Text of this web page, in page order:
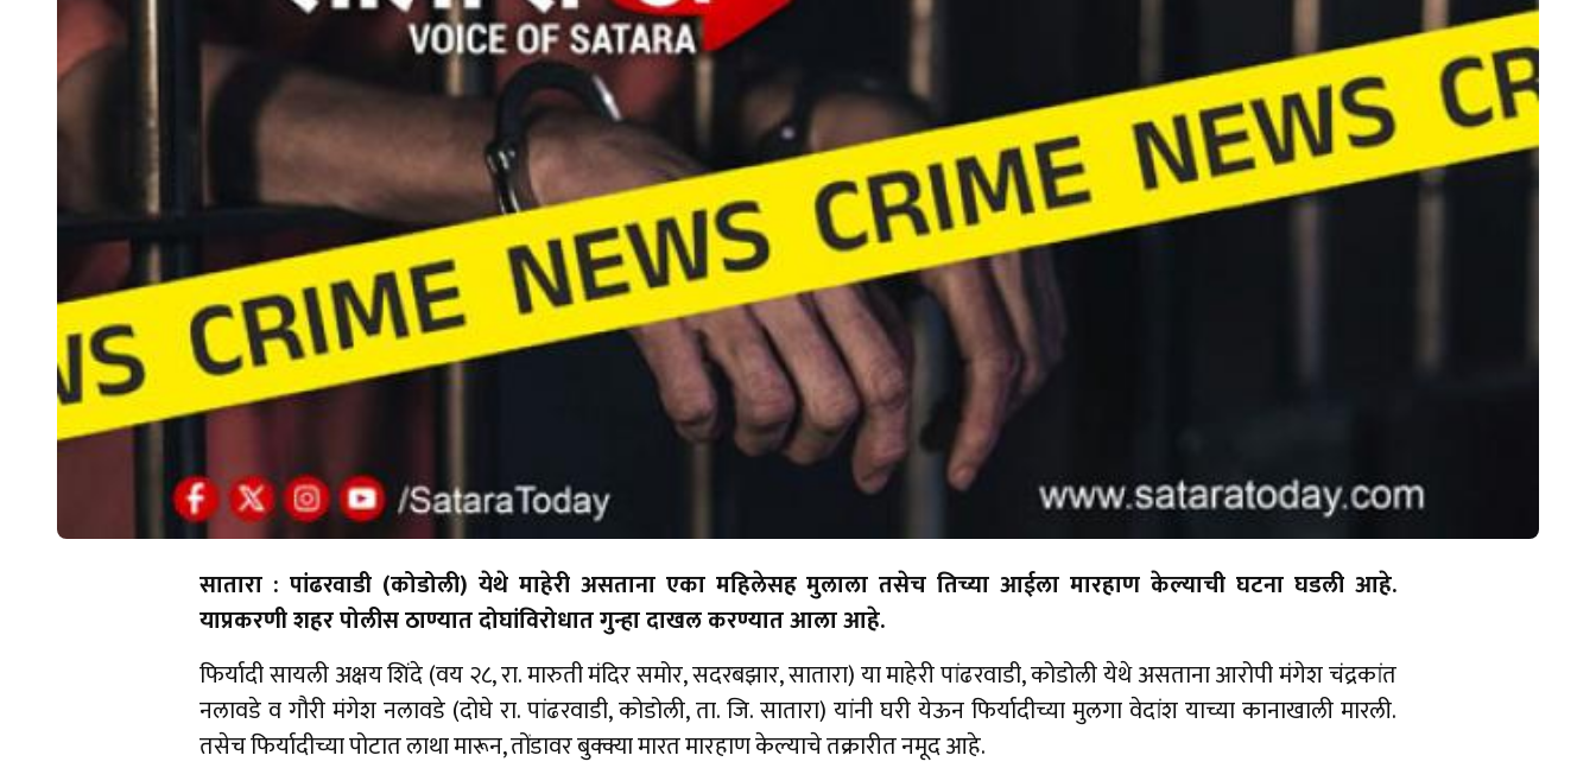
सातारा : पांढरवाडी (कोडोली) येथे माहेरी असताना एका महिलेसह मुलाला तसेच तिच्या आईला मारहाण केल्याची घटना घडली आहे.
याप्रकरणी शहर पोलीस ठाण्यात दोघांविरोधात गुन्हा दाखल करण्यात आला आहे.
फिर्यादी सायली अक्षय शिंदे (वय २८, रा. मारुती मंदिर समोर, सदरबझार, सातारा) या माहेरी पांढरवाडी, कोडोली येथे असताना आरोपी मंगेश चंद्रकांत
नलावडे व गौरी मंगेश नलावडे (दोघे रा. पांढरवाडी, कोडोली, ता. जि. सातारा) यांनी घरी येऊन फिर्यादीच्या मुलगा वेदांश याच्या कानाखाली मारली.
तसेच फिर्यादीच्या पोटात लाथा मारून, तोंडावर बुक्क्या मारत मारहाण केल्याचे तक्रारीत नमूद आहे.